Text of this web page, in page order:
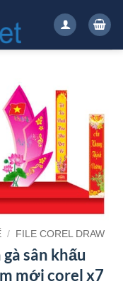
/ FILE COREL DRAW
sân khấu
mới corel x7